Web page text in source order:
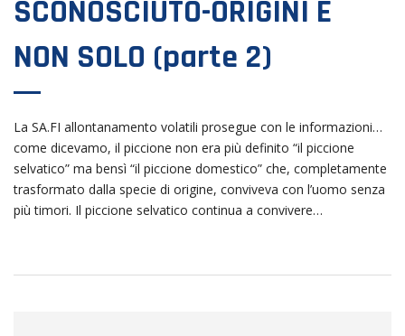
SCONOSCIUTO-ORIGINI E
NON SOLO (parte 2)
La SA.FI allontanamento volatili prosegue con le informazioni…
come dicevamo, il piccione non era più definito “il piccione
selvatico” ma bensì “il piccione domestico” che, completamente
trasformato dalla specie di origine, conviveva con l’uomo senza
più timori. Il piccione selvatico continua a convivere…